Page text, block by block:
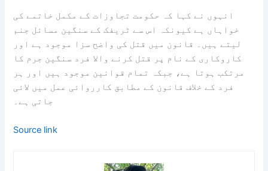
انہوں نے کہا کہ حکومت تجاوزات کے مکمل خاتمے کی
خواہاں ہے کیونکہ اس سے ٹریفک کے سنگین مسائل جنم
لیتے ہیں۔ قانون میں قتل کی واضح سزا موجود ہے اور
کاروکاری کے نام پر قتل کرنے والا فرد سنگین جرم کا
مرتکب ہوتا ہے، جبکہ تمام قوانین موجود ہیں اور ہر
فرد کے خلاف قانون کے مطابق کارروائی عمل میں لائی
جاتی ہے۔
Source link